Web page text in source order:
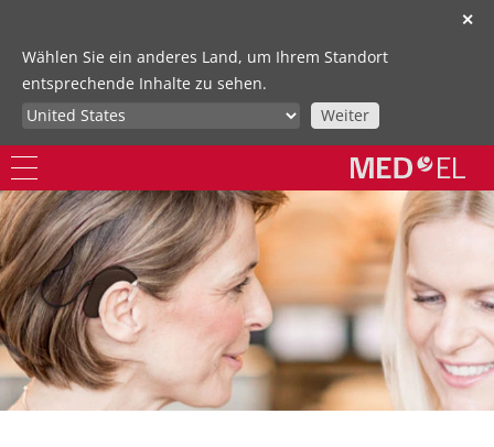
✕
Wählen Sie ein anderes Land, um Ihrem Standort
entsprechende Inhalte zu sehen.
Weiter